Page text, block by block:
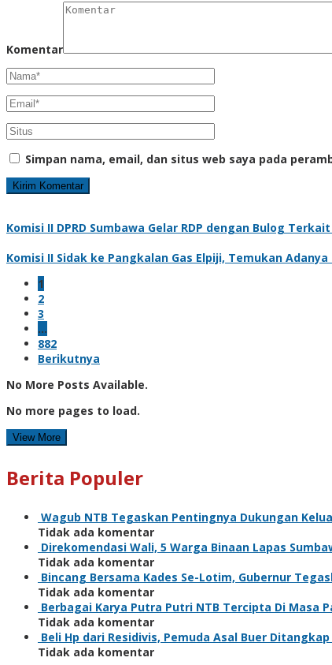
Komentar
Simpan nama, email, dan situs web saya pada
Komisi II DPRD Sumbawa Gelar RDP dengan Bulog
Komisi II Sidak ke Pangkalan Gas Elpiji, Temukan
1
2
3
…
882
Berikutnya
No More Posts Available.
No more pages to load.
View More
Berita Populer
Wagub NTB Tegaskan Pentingnya Dukungan
Tidak ada komentar
Direkomendasi Wali, 5 Warga Binaan Lapas
Tidak ada komentar
Bincang Bersama Kades Se-Lotim, Gubernur
Tidak ada komentar
Berbagai Karya Putra Putri NTB Tercipta Di Masa
Tidak ada komentar
Beli Hp dari Residivis, Pemuda Asal Buer
Tidak ada komentar